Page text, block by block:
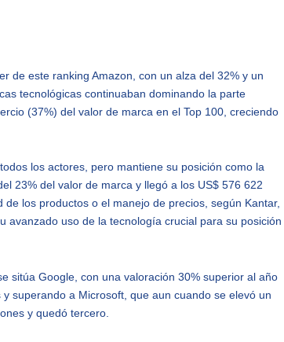
de este ranking Amazon, con un alza del 32% y un
tecnológicas continuaban dominando la parte
(37%) del valor de marca en el Top 100, creciendo
los actores, pero mantiene su posición como la
23% del valor de marca y llegó a los US$ 576 622
los productos o el manejo de precios, según Kantar,
avanzado uso de la tecnología crucial para su posición
sitúa Google, con una valoración 30% superior al año
superando a Microsoft, que aun cuando se elevó un
y quedó tercero.